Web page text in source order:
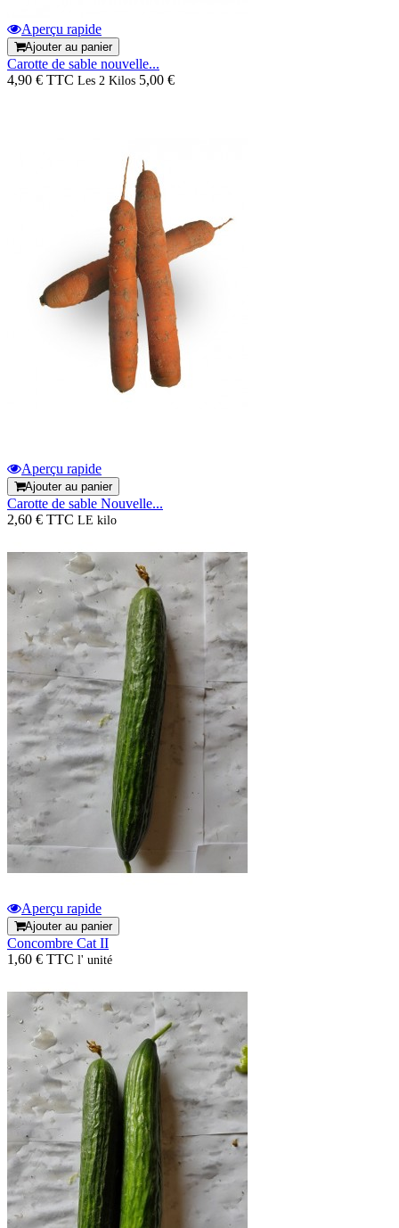
Aperçu rapide
Ajouter au panier
Carotte de sable nouvelle...
4,90 € TTC Les 2 Kilos 5,00 €
Aperçu rapide
Ajouter au panier
Carotte de sable Nouvelle...
2,60 € TTC LE kilo
Aperçu rapide
Ajouter au panier
Concombre Cat II
1,60 € TTC l' unité